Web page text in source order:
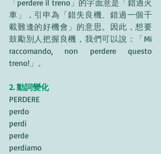
「perdere il treno」 的字面意是「錯過火
車」，引申為「錯失良機、錯過一個千
載難逢的好機會」的意思。因此，想要
鼓勵別人把握良機，我們可以說：
「Mi
raccomando, non perdere questo
treno! 」。
2. 動詞變化
PERDERE
perdo
perdi
perde
perdiamo